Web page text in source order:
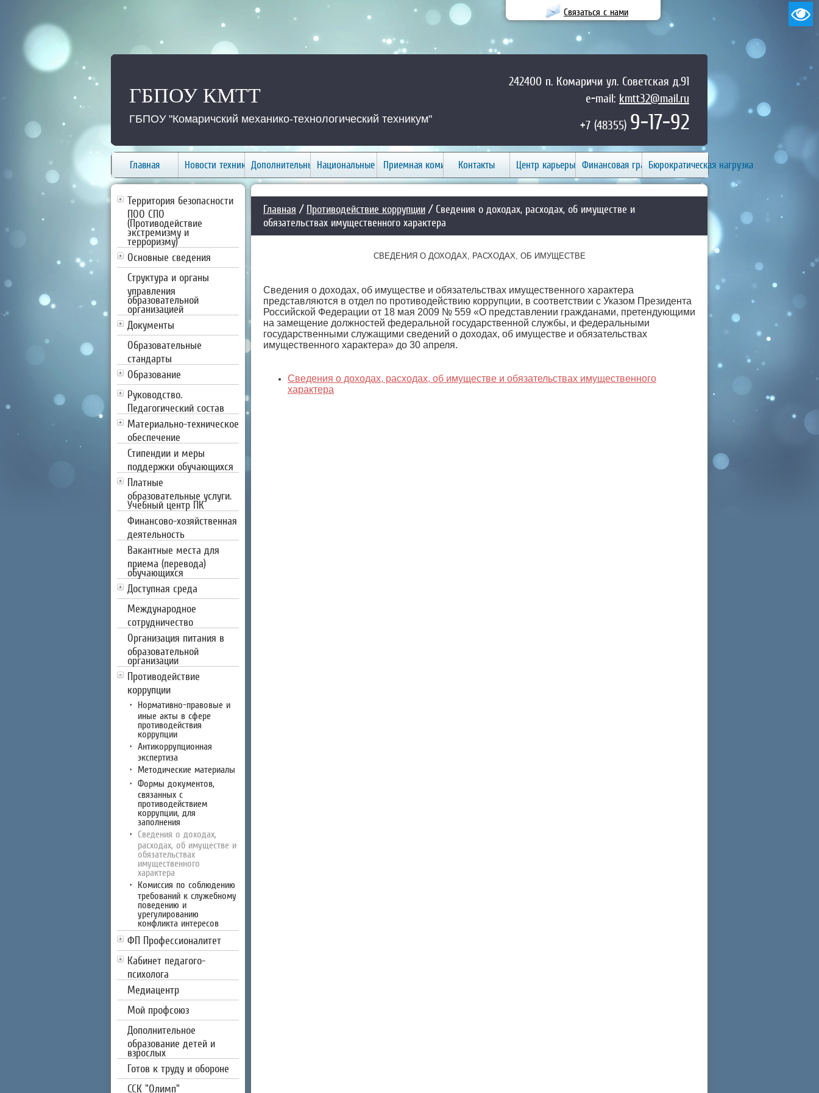
Связаться с нами
ГБПОУ КМТТ
ГБПОУ "Комаричский механико-технологический техникум"
242400 п. Комаричи ул. Советская д.91
e-mail: kmtt32@mail.ru
+7 (48355) 9-17-92
Главная Новости техникумаДополнительные услугиНациональные проектыПриемная комиссияКонтакты Центр карьеры Финансовая грамотностьБюрократическая нагрузка
Территория безопасности
ПОО СПО
(Противодействие
экстремизму и
терроризму)
Основные сведения
Структура и органы
управления
образовательной
организацией
Документы
Образовательные
стандарты
Образование
Руководство.
Педагогический состав
Материально-техническое
обеспечение
Стипендии и меры
поддержки обучающихся
Платные
образовательные услуги.
Учебный центр ПК
Финансово-хозяйственная
деятельность
Вакантные места для
приема (перевода)
обучающихся
Доступная среда
Международное
сотрудничество
Организация питания в
образовательной
организации
Противодействие
коррупции
Нормативно-правовые и
иные акты в сфере
противодействия
коррупции
Антикоррупционная
экспертиза
Методические материалы
Формы документов,
связанных с
противодействием
коррупции, для
заполнения
Сведения о доходах,
расходах, об имуществе и
обязательствах
имущественного
характера
Комиссия по соблюдению
требований к служебному
поведению и
урегулированию
конфликта интересов
ФП Профессионалитет
Кабинет педагого-
психолога
Медиацентр
Мой профсоюз
Дополнительное
образование детей и
взрослых
Готов к труду и обороне
CCК "Олимп"
Главная / Противодействие коррупции / Сведения о доходах, расходах, об имуществе и
обязательствах имущественного характера
СВЕДЕНИЯ О ДОХОДАХ, РАСХОДАХ, ОБ ИМУЩЕСТВЕ
Сведения о доходах, об имуществе и обязательствах имущественного характера
представляются в отдел по противодействию коррупции, в соответствии с Указом Президента
Российской Федерации от 18 мая 2009 № 559 «О представлении гражданами, претендующими
на замещение должностей федеральной государственной службы, и федеральными
государственными служащими сведений о доходах, об имуществе и обязательствах
имущественного характера» до 30 апреля.
Сведения о доходах, расходах, об имуществе и обязательствах имущественного
характера